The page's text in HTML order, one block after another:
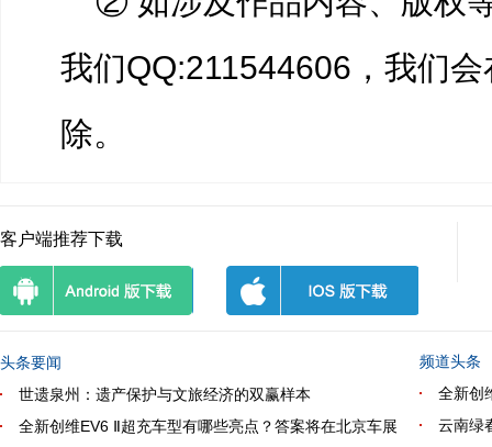
我们QQ:211544606，我们
除。
客户端推荐下载
头条要闻
世遗泉州：遗产保护与文旅经济的双赢样本
全新创维EV6 Ⅱ超充车型有哪些亮点？答案将在北京车展
频道头条
全新创
云南绿